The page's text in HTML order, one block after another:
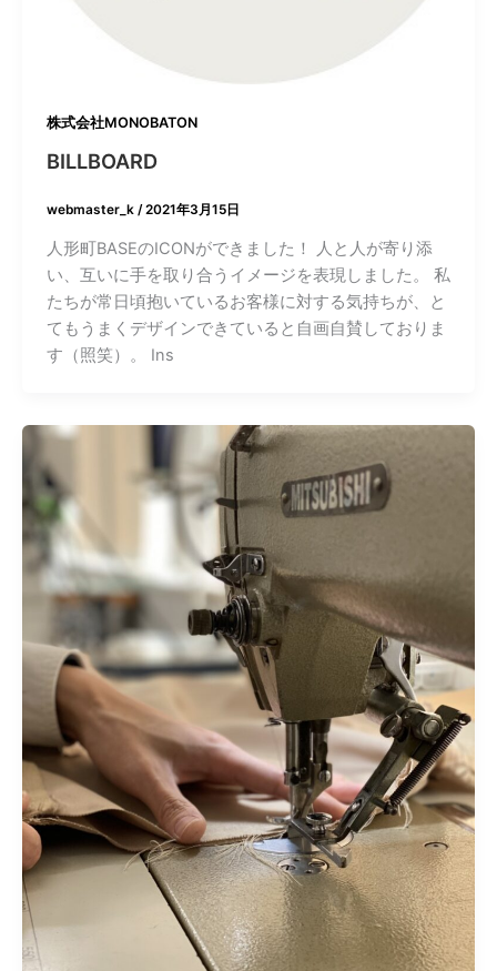
株式会社MONOBATON
BILLBOARD
webmaster_k/2021年3月15日
人形町BASEのICONができました！ 人と人が寄り添
い、互いに手を取り合うイメージを表現しました。 私
たちが常日頃抱いているお客様に対する気持ちが、と
てもうまくデザインできていると自画自賛しておりま
す（照笑）。 Ins